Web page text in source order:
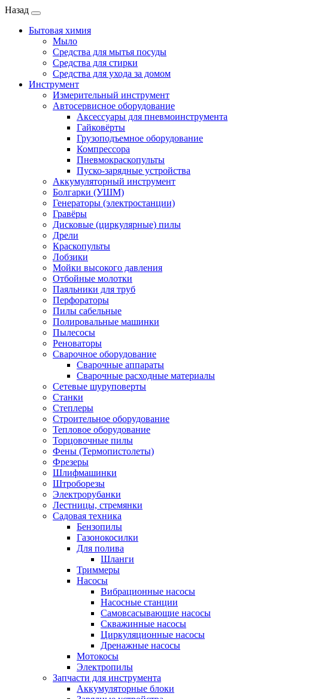
Назад
Бытовая химия
Мыло
Средства для мытья посуды
Средства для стирки
Средства для ухода за домом
Инструмент
Измерительный инструмент
Автосервисное оборудование
Аксессуары для пневмоинструмента
Гайковёрты
Грузоподъемное оборудование
Компрессора
Пневмокраскопульты
Пуско-зарядные устройства
Аккумуляторный инструмент
Болгарки (УШМ)
Генераторы (электростанции)
Гравёры
Дисковые (циркулярные) пилы
Дрели
Краскопульты
Лобзики
Мойки высокого давления
Отбойные молотки
Паяльники для труб
Перфораторы
Пилы сабельные
Полировальные машинки
Пылесосы
Реноваторы
Сварочное оборудование
Сварочные аппараты
Сварочные расходные материалы
Сетевые шуруповерты
Станки
Степлеры
Строительное оборудование
Тепловое оборудование
Торцовочные пилы
Фены (Термопистолеты)
Фрезеры
Шлифмашинки
Штроборезы
Электрорубанки
Лестницы, стремянки
Садовая техника
Бензопилы
Газонокосилки
Для полива
Шланги
Триммеры
Насосы
Вибрационные насосы
Насосные станции
Самовсасывающие насосы
Скважинные насосы
Циркуляционные насосы
Дренажные насосы
Мотокосы
Электропилы
Запчасти для инструмента
Аккумуляторные блоки